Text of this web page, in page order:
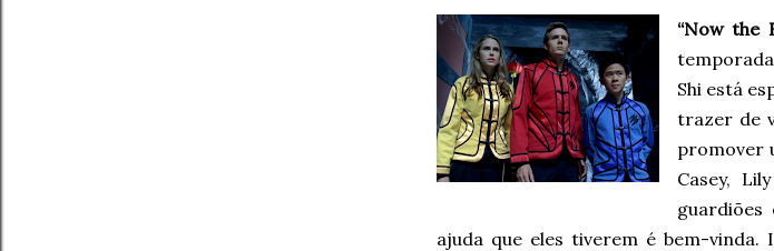
“Now the
Shi está
trazer de
promover
Casey,
ajuda que eles tiverem é bem-vinda.